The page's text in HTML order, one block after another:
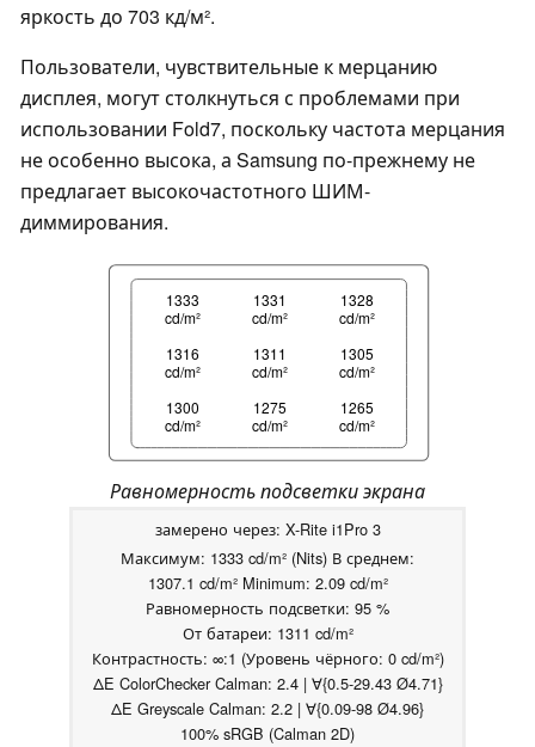
яркость до 703 кд/м².
Пользователи, чувствительные к мерцанию
дисплея, могут столкнуться с проблемами при
использовании Fold7, поскольку частота мерцания
не особенно высока, а Samsung по-прежнему не
предлагает высокочастотного ШИМ-
диммирования.
1333
cd/m²
1331
cd/m²
1328
cd/m²
1316
cd/m²
1311
cd/m²
1305
cd/m²
1300
cd/m²
1275
cd/m²
1265
cd/m²
Равномерность подсветки экрана
замерено через: X-Rite i1Pro 3
Максимум: 1333 cd/m² (Nits) В среднем:
1307.1 cd/m² Minimum: 2.09 cd/m²
Равномерность подсветки: 95 %
От батареи: 1311 cd/m²
Контрастность: ∞:1 (Уровень чёрного: 0 cd/m²)
ΔE ColorChecker Calman: 2.4 | ∀{0.5-29.43 Ø4.71}
ΔE Greyscale Calman: 2.2 | ∀{0.09-98 Ø4.96}
100% sRGB (Calman 2D)